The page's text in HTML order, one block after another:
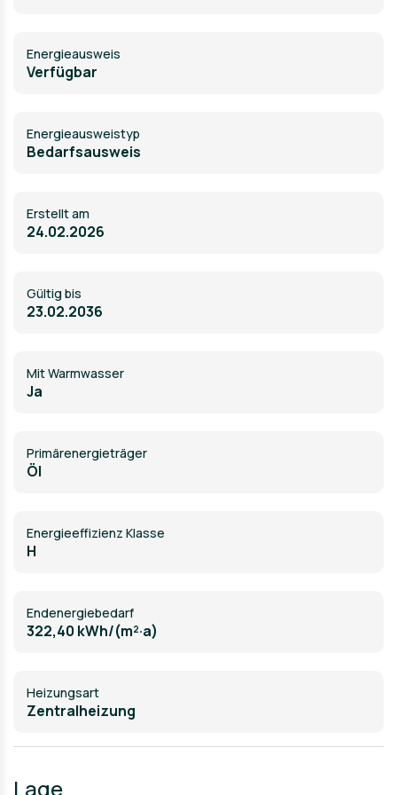
Energieausweis
Verfügbar
Energie­ausweistyp
Bedarfsausweis
Erstellt am
24.02.2026
Gültig bis
23.02.2036
Mit Warmwasser
Ja
Primärenergieträger
Öl
Energieeffizienz Klasse
H
Endenergiebedarf
322,40 kWh/(m²·a)
Heizungsart
Zentralheizung
Lage